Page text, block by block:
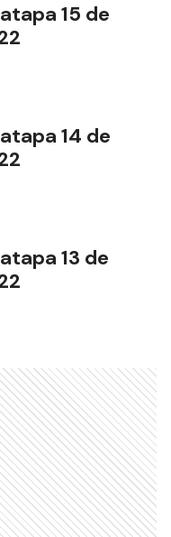
15 de
14 de
13 de